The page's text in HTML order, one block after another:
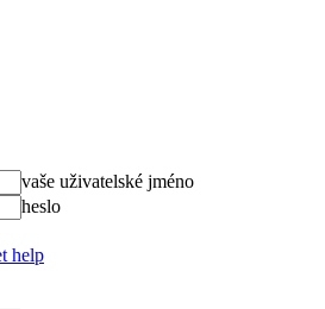
vaše uživatelské jméno
heslo
help